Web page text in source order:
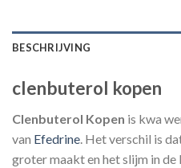
BESCHRIJVING
clenbuterol kopen
Clenbuterol Kopen is kwa
van Efedrine. Het verschil is
groter maakt en het slijm in